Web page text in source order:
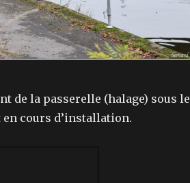
de la passerelle (halage) sous le
en cours d’installation.